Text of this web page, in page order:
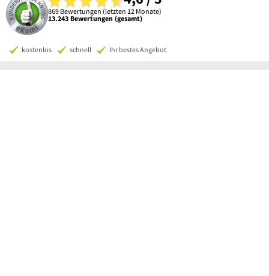
869 Bewertungen (letzten 12 Monate)
13.243 Bewertungen (gesamt)
kostenlos schnell Ihr bestes Angebot